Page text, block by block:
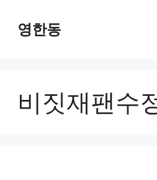
영한동
비짓재팬수